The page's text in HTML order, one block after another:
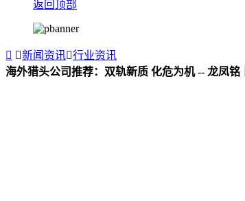
返回顶部
 新闻资讯行业资讯
海外猎头公司推荐：双轨新质 化危为机 -- 龙凤铭